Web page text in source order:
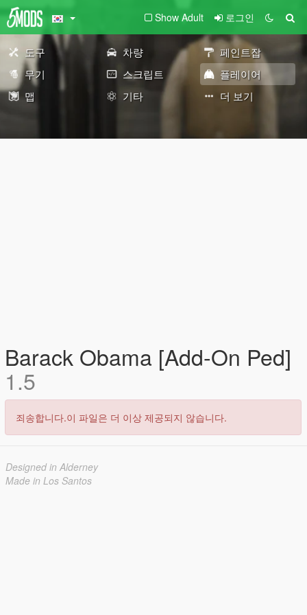
Show Adult 로그인
도구 차량
페인트잡
무기
스크립트
플레이어
맵
기타 더 보기
Barack Obama [Add-On Ped]
1.5
죄송합니다.이 파일은 더 이상 제공되지 않습니다.
Designed in Alderney
Made in Los Santos